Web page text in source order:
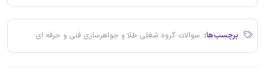
برچسب‌ها: سوالات گروه شغلی طلا و جواهرسازی فنی و حرفه ای